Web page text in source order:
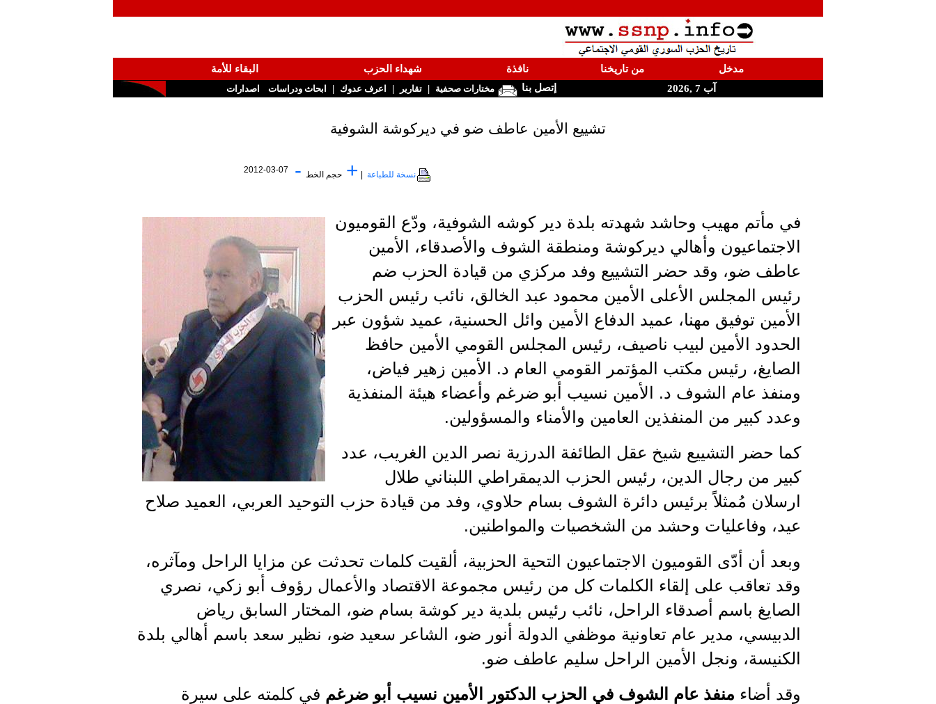
مدخل من تاريخنا نافذة شهداء الحزب
البقاء للأمة
آب 7 ,2026
إتصل بنا مختارات صحفية | تقارير | اعرف عدوك | ابحاث ودراسات اصدارات
تشييع الأمين عاطف ضو في ديركوشة الشوفية
نسخة للطباعة + حجم الخط -
2012-03-07
في مأتم مهيب وحاشد شهدته بلدة دير كوشه الشوفية، ودّع القوميون
الاجتماعيون وأهالي ديركوشة ومنطقة الشوف والأصدقاء، الأمين
عاطف ضو، وقد حضر التشييع وفد مركزي من قيادة الحزب ضم
رئيس المجلس الأعلى الأمين محمود عبد الخالق، نائب رئيس الحزب
الأمين توفيق مهنا، عميد الدفاع الأمين وائل الحسنية، عميد شؤون عبر
الحدود الأمين لبيب ناصيف، رئيس المجلس القومي الأمين حافظ
الصايغ، رئيس مكتب المؤتمر القومي العام د. الأمين زهير فياض،
ومنفذ عام الشوف د. الأمين نسيب أبو ضرغم وأعضاء هيئة المنفذية
وعدد كبير من المنفذين العامين والأمناء والمسؤولين.
كما حضر التشييع شيخ عقل الطائفة الدرزية نصر الدين الغريب، عدد
كبير من رجال الدين، رئيس الحزب الديمقراطي اللبناني طلال
ارسلان مُمثلاً برئيس دائرة الشوف بسام حلاوي، وفد من قيادة حزب التوحيد العربي، العميد صلاح
عيد، وفاعليات وحشد من الشخصيات والمواطنين.
وبعد أن أدّى القوميون الاجتماعيون التحية الحزبية، ألقيت كلمات تحدثت عن مزايا الراحل ومآثره،
وقد تعاقب على إلقاء الكلمات كل من رئيس مجموعة الاقتصاد والأعمال رؤوف أبو زكي، نصري
الصايغ باسم أصدقاء الراحل، نائب رئيس بلدية دير كوشة بسام ضو، المختار السابق رياض
الدبيسي، مدير عام تعاونية موظفي الدولة أنور ضو، الشاعر سعيد ضو، نظير سعد باسم أهالي بلدة
الكنيسة، ونجل الأمين الراحل سليم عاطف ضو.
وقد أضاء منفذ عام الشوف في الحزب الدكتور الأمين نسيب أبو ضرغم في كلمته على سيرة